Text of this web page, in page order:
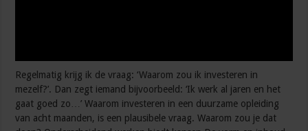
Regelmatig krijg ik de vraag: ‘Waarom zou ik investeren in
mezelf?’. Dan zegt iemand bijvoorbeeld: ‘Ik werk al jaren en het
gaat goed zo…’ Waarom investeren in een duurzame opleiding
van acht maanden, is een plausibele vraag. Waarom zou je dat